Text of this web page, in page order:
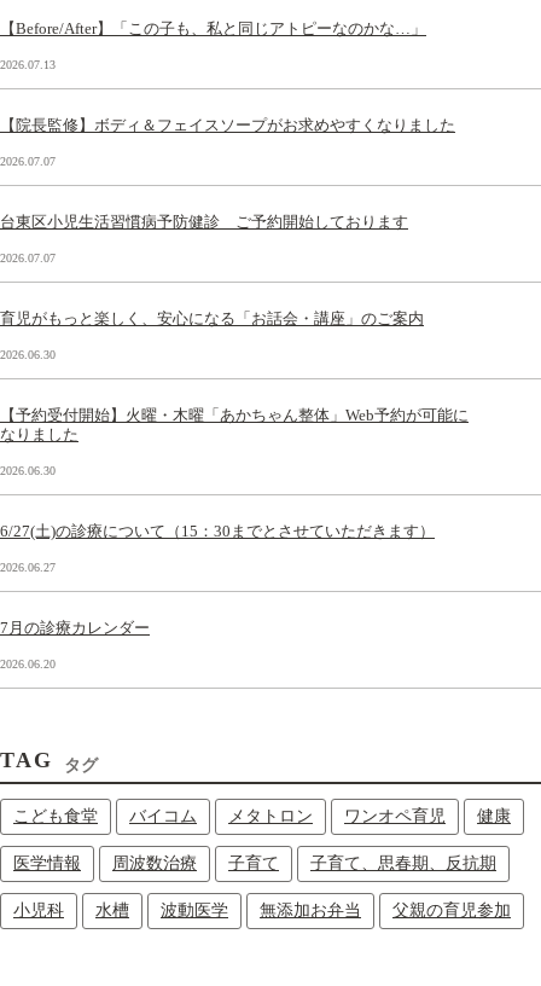
【Before/After】「この子も、私と同じアトピーなのかな…」
2026.07.13
【院長監修】ボディ＆フェイスソープがお求めやすくなりました
2026.07.07
台東区小児生活習慣病予防健診 ご予約開始しております
2026.07.07
育児がもっと楽しく、安心になる「お話会・講座」のご案内
2026.06.30
【予約受付開始】火曜・木曜「あかちゃん整体」Web予約が可能に
なりました
2026.06.30
6/27(土)の診療について（15：30までとさせていただきます）
2026.06.27
7月の診療カレンダー
2026.06.20
TAG タグ
こども食堂 バイコム メタトロン ワンオペ育児 健康
医学情報 周波数治療 子育て 子育て、思春期、反抗期
小児科 水槽 波動医学 無添加お弁当 父親の育児参加